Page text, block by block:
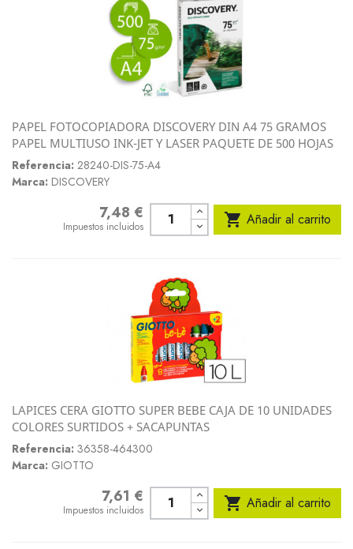
PAPEL FOTOCOPIADORA DISCOVERY DIN A4 75 GRAMOS
PAPEL MULTIUSO INK-JET Y LASER PAQUETE DE 500 HOJAS
Referencia: 28240-DIS-75-A4
Marca: DISCOVERY
7,48 €
Impuestos incluidos  Añadir al carrito
LAPICES CERA GIOTTO SUPER BEBE CAJA DE 10 UNIDADES
COLORES SURTIDOS + SACAPUNTAS
Referencia: 36358-464300
Marca: GIOTTO
7,61 €
Impuestos incluidos  Añadir al carrito